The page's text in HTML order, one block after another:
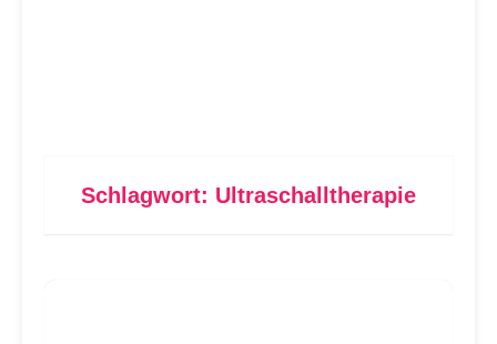
Schlagwort: Ultraschalltherapie